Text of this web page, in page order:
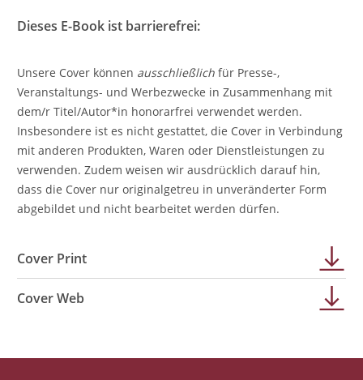
Dieses E-Book ist barrierefrei:
Unsere Cover können ausschließlichfür Presse-,
Veranstaltungs- und Werbezwecke in Zusammenhang mit
dem/r Titel/Autor*in honorarfrei verwendet werden.
Insbesondere ist es nicht gestattet, die Cover in Verbindung
mit anderen Produkten, Waren oder Dienstleistungen zu
verwenden. Zudem weisen wir ausdrücklich darauf hin,
dass die Cover nur originalgetreu in unveränderter Form
abgebildet und nicht bearbeitet werden dürfen.
Cover Print
Cover Web